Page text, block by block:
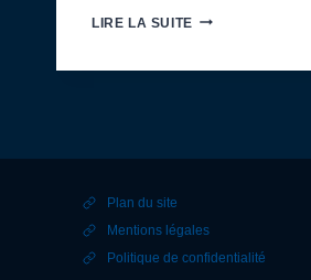
LIRE LA SUITEWEEK-
EXPOSÉ
ATELIER
Plan du site
Mentions légales
Politique de confidentialité